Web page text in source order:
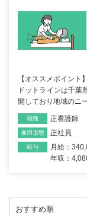
【オススメポイン
ドットラインは千葉
開しており地域のニ
職種 正看護師
雇用形態 正社員
給与
月給：
年収：